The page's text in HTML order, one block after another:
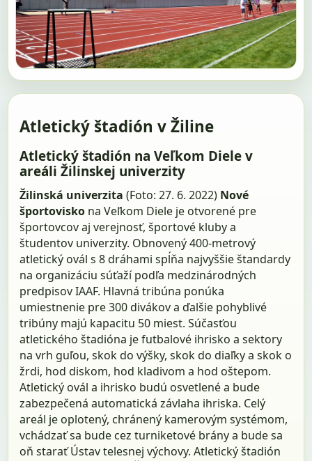
Atletický štadión v Žiline
Atletický štadión na Veľkom Diele v
areáli Žilinskej univerzity
Žilinská univerzita(Foto: 27. 6. 2022) Nové
športovisko na Veľkom Diele je otvorené pre
športovcov aj verejnosť, športové kluby a
študentov univerzity. Obnovený 400-metrový
atletický ovál s 8 dráhami spĺňa najvyššie štandardy
na organizáciu súťaží podľa medzinárodných
predpisov IAAF. Hlavná tribúna ponúka
umiestnenie pre 300 divákov a ďalšie pohyblivé
tribúny majú kapacitu 50 miest. Súčasťou
atletického štadióna je futbalové ihrisko a sektory
na vrh guľou, skok do výšky, skok do diaľky a skok o
žrdi, hod diskom, hod kladivom a hod oštepom.
Atletický ovál a ihrisko budú osvetlené a bude
zabezpečená automatická závlaha ihriska. Celý
areál je oplotený, chránený kamerovým systémom,
vchádzať sa bude cez turniketové brány a bude sa
oň starať Ústav telesnej výchovy. Atletický štadión